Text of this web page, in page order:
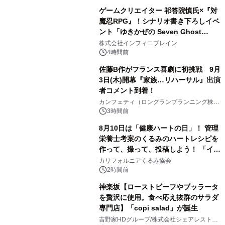
ゲームクリエイター 祁答院慎氏×『対
魔忍RPG』！シナリオ書き下ろしイベ
ント「ゆきかぜの Seven Ghost
Stories」特設サイト＆特別動画を公
開！
株式会社インフィニブレイン
4時間前
佐藤B作がフランス喜劇に初挑戦 9月
3日(木)開幕『家族…リハーサル』出演
者コメント到着！
カンフェティ（ロングランプランニング株式
会社）
3時間前
8月10日は「健康ハートの日」！ 管理
栄養士考案のくるみのハートレシピを
作って、撮って、投稿しよう！ 「イン
スタグラムフォトコンテスト」 8月
10日(月)よりスタート
カリフォルニアくるみ協会
2時間前
神楽坂【ローストビーフやブッラータ
を贅沢に使用。食べ応え抜群のサラダ
専門店】「copi salad」が誕生
吉野家HDグループ/株式会社シェアレストラ